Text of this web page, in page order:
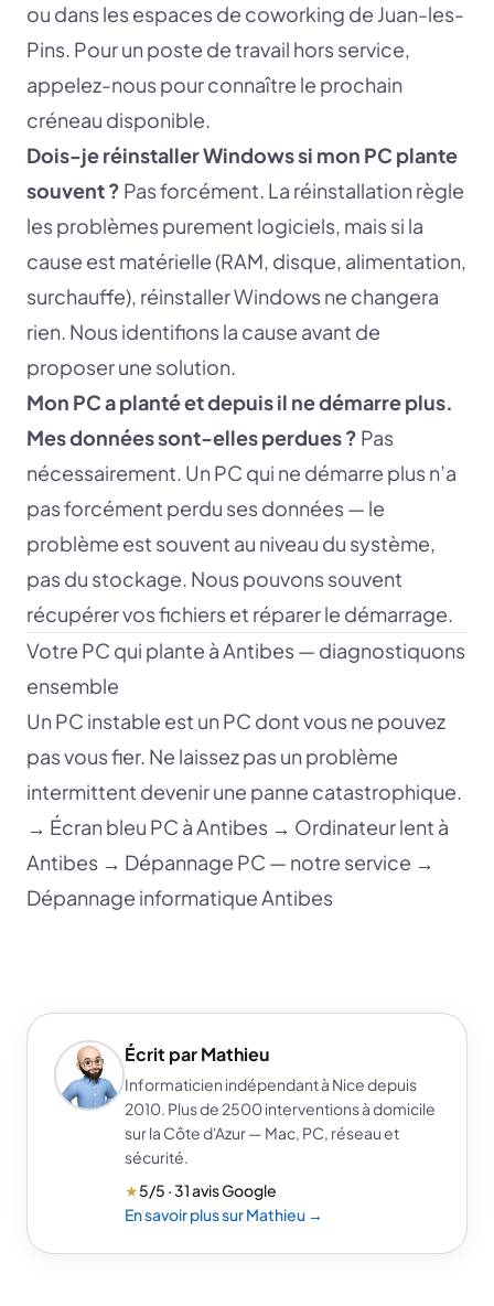
ou dans les espaces de coworking de Juan-les-
Pins. Pour un poste de travail hors service,
appelez-nous pour connaître le prochain
créneau disponible.
Dois-je réinstaller Windows si mon PC plante
souvent ? Pas forcément. La réinstallation règle
les problèmes purement logiciels, mais si la
cause est matérielle (RAM, disque, alimentation,
surchauffe), réinstaller Windows ne changera
rien. Nous identifions la cause avant de
proposer une solution.
Mon PC a planté et depuis il ne démarre plus.
Mes données sont-elles perdues ? Pas
nécessairement. Un PC qui ne démarre plus n’a
pas forcément perdu ses données — le
problème est souvent au niveau du système,
pas du stockage. Nous pouvons souvent
récupérer vos fichiers et réparer le démarrage.
Votre PC qui plante à Antibes — diagnostiquons
ensemble
Un PC instable est un PC dont vous ne pouvez
pas vous fier. Ne laissez pas un problème
intermittent devenir une panne catastrophique.
→ Écran bleu PC à Antibes → Ordinateur lent à
Antibes → Dépannage PC — notre service →
Dépannage informatique Antibes
Écrit par Mathieu
Informaticien indépendant à Nice depuis
2010. Plus de 2500 interventions à domicile
sur la Côte d'Azur — Mac, PC, réseau et
sécurité.
★5/5 · 31 avis Google
En savoir plus sur Mathieu →